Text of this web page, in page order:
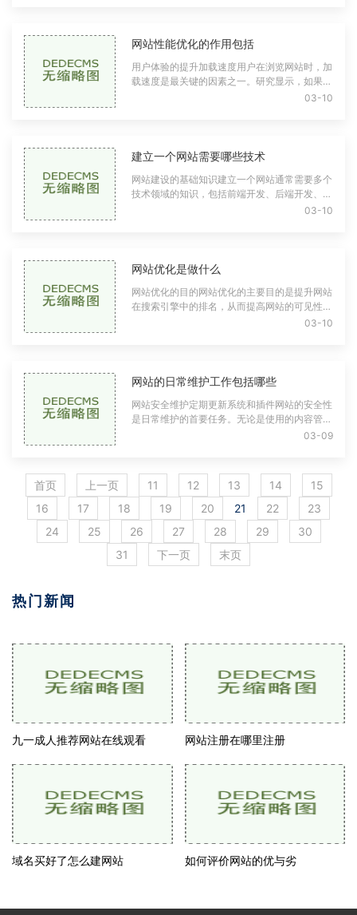
网站性能优化的作用包括
用户体验的提升加载速度用户在浏览网站时，加
载速度是最关键的因素之一。研究显示，如果一
个网站加载时间超过三秒，用户很可能会选择离
03-10
建立一个网站需要哪些技术
网站建设的基础知识建立一个网站通常需要多个
技术领域的知识，包括前端开发、后端开发、数
据库管理、服务器管理等。理解这些基本概念是
03-10
网站优化是做什么
网站优化的目的网站优化的主要目的是提升网站
在搜索引擎中的排名，从而提高网站的可见性，
增加流量。具体来说，网站优化的目的可以分为
03-10
网站的日常维护工作包括哪些
网站安全维护定期更新系统和插件网站的安全性
是日常维护的首要任务。无论是使用的内容管理
系统（CMS）还是第三方插件，都可能存在安
03-09
首页 上一页 11 12 13 14
15
16
17 18 19 20 21 22
23
24
25 26 27 28 29
30
31
下一页 末页
热门新闻
九一成人推荐网站在线观看 网站注册在哪里注册
域名买好了怎么建网站 如何评价网站的优与劣